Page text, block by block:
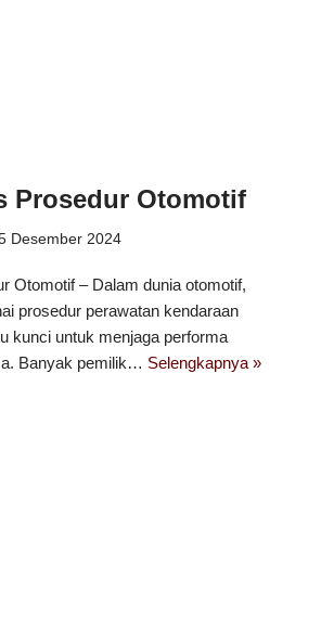
Prosedur Otomotif
Desember 2024
Otomotif – Dalam dunia otomotif,
prosedur perawatan kendaraan
kunci untuk menjaga performa
Banyak pemilik… Selengkapnya »